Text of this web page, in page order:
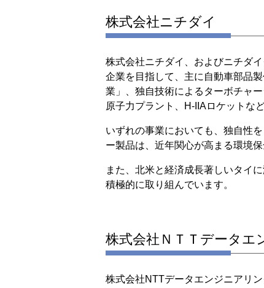
株式会社ニチダイ
株式会社ニチダイ、およびニチダ
企業を目指して、主に自動車部品
業」、独自技術によるターボチャ
原子力プラント、H-IIAロケットな
いずれの事業においても、独自性
ー製品は、近年関心が高まる環境
また、北米と経済成長著しいタイ
積極的に取り組んでいます。
株式会社ＮＴＴデータ
株式会社NTTデータエンジニアリ